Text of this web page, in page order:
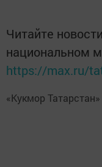
Читайте
национальном
https://max.ru/
«Кукмор Татарстан»